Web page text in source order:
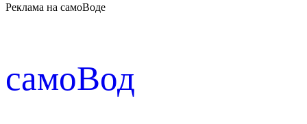
Реклама на самоВоде
cамоВод